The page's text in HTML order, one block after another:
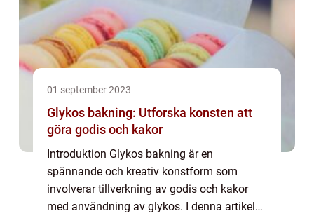
01 september 2023
Glykos bakning: Utforska konsten att
göra godis och kakor
Introduktion Glykos bakning är en
spännande och kreativ konstform som
involverar tillverkning av godis och kakor
med användning av glykos. I denna artikel